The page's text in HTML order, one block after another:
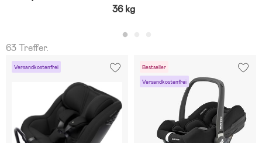
36 kg
63 Treffer.
Versandkostenfrei Bestseller
Versandkostenfrei